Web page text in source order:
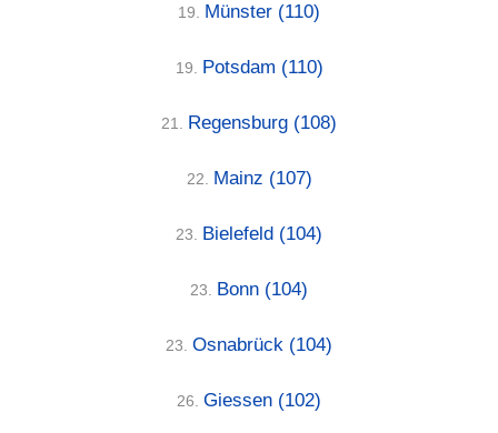
19. Münster (110)
19. Potsdam (110)
21. Regensburg (108)
22. Mainz (107)
23. Bielefeld (104)
23. Bonn (104)
23. Osnabrück (104)
26. Giessen (102)